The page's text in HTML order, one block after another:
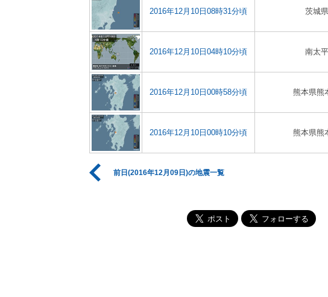
2016年12月10日08時31分頃 茨城
2016年12月10日04時10分頃 南太
2016年12月10日00時58分頃 熊本県熊
2016年12月10日00時10分頃 熊本県熊
前日(2016年12月09日)の地震一覧